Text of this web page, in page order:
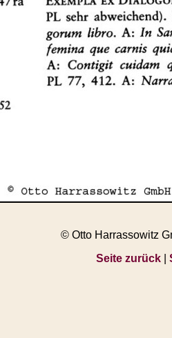
© Otto Harrassowitz
Seite zurück|